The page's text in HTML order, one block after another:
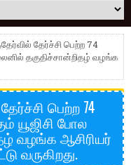
தேர்ச்சி பெற்ற 74
தகுதிச்சான்றிதழ் வழங்க
பெற்ற 74
யூஜிசி போல
வழங்க ஆசிரியர்
வருகிறது.